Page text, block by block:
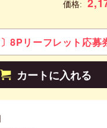
価格:
カートに入れる